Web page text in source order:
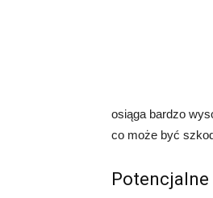
osiąga bardzo
co może być